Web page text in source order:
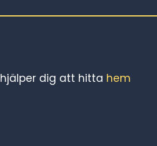
hjälper dig att hitta hem